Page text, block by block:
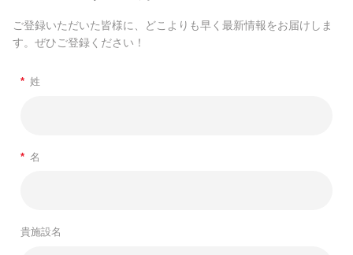
ご登録いただいた皆様に、どこよりも早く最新情報をお届けしま
す。ぜひご登録ください！
* 姓
* 名
貴施設名